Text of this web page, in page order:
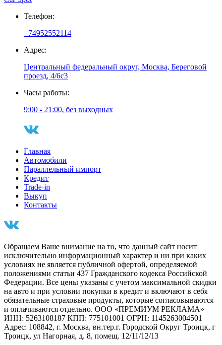
Телефон:
+74952552114
Адрес:
Центральный федеральный округ, Москва, Береговой
проезд, 4/6с3
Часы работы:
9:00 - 21:00, без выходных
Главная
Автомобили
Параллельный импорт
Кредит
Trade-in
Выкуп
Контакты
Обращаем Ваше внимание на то, что данный сайт носит
исключительно информационный характер и ни при каких
условиях не является публичной офертой, определяемой
положениями статьи 437 Гражданского кодекса Российской
Федерации. Все цены указаны с учетом максимальной скидки
на авто и при условии покупки в кредит и включают в себя
обязательные страховые продукты, которые согласовываются
и оплачиваются отдельно. ООО «ПРЕМИУМ РЕКЛАМА»
ИНН: 5263108187 КПП: 775101001 ОГРН: 1145263004501
Адрес: 108842, г. Москва, вн.тер.г. Городской Округ Троицк, г
Троицк, ул Нагорная, д. 8, помещ. 12/11/12/13